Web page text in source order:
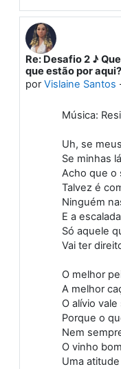
Em resposta à
Re: Desafio 2 ♪
que estão por aqui?
porVislaine Santos
Música:
Uh, se
Se minhas
Acho que o
Talvez é
Ninguém
E a
Só aquele
Vai ter
O melhor
A melhor
O alívio
Porque o
Nem
O vinho
Uma